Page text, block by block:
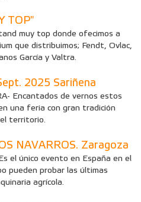
TOP"
muy top donde ofecimos a
que distribuimos; Fendt, Ovlac,
García y Valtra.
2025 Sariñena
Encantados de vernos estos
una feria con gran tradición
el territorio.
NAVARROS. Zaragoza
el único evento en España en el
pueden probar las últimas
agrícola.